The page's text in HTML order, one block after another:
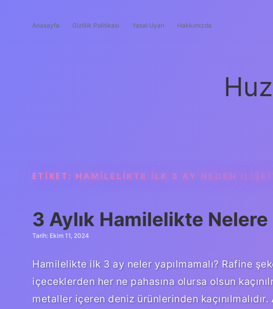
Anasayfa Gizlilik Politikası Yasal Uyarı Hakkımızda
ETIKET: HAMILELIKTE ILK 3 AY NEDEN
3 Aylık Hamilelikte
Tarih: Ekim 11, 2024
Hamilelikte ilk 3 ay neler yapılmamalı? Rafine
içeceklerden her ne pahasına olursa olsun
metaller içeren deniz ürünlerinden